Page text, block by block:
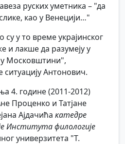
руских уметника – "да
као у Венецији…"
су у то време украјинског
и лакше да разумеју у
у Московштини",
ситуацију Антонович.
4. године (2011-2012)
Проценко и Татјане
Ајдачића катедре
Института филологије
универзитета "Т.